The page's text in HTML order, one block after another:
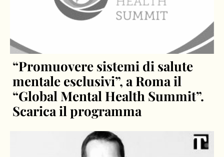
“Promuovere sistemi di salute
mentale esclusivi”, a Roma il
“Global Mental Health Summit”.
Scarica il programma